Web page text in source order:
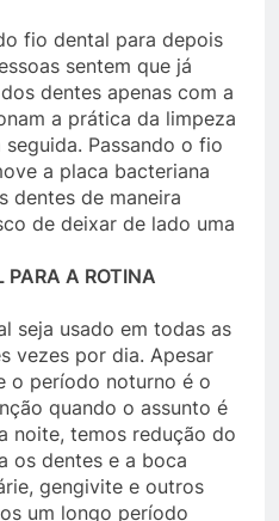
fio dental para depois
sentem que já
dentes apenas com a
a prática da limpeza
Passando o fio
a placa bacteriana
dentes de maneira
de deixar de lado uma
PARA A ROTINA
seja usado em todas as
vezes por dia. Apesar
o período noturno é o
quando o assunto é
noite, temos redução do
os dentes e a boca
gengivite e outros
um longo período